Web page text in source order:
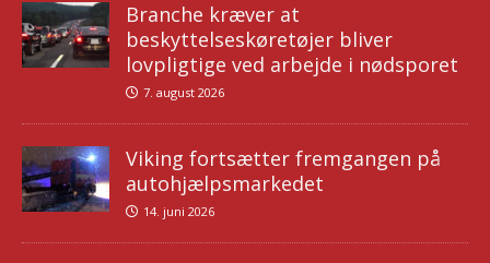
Branche kræver at
beskyttelseskøretøjer bliver
lovpligtige ved arbejde i nødsporet
7. august 2026
Viking fortsætter fremgangen på
autohjælpsmarkedet
14. juni 2026